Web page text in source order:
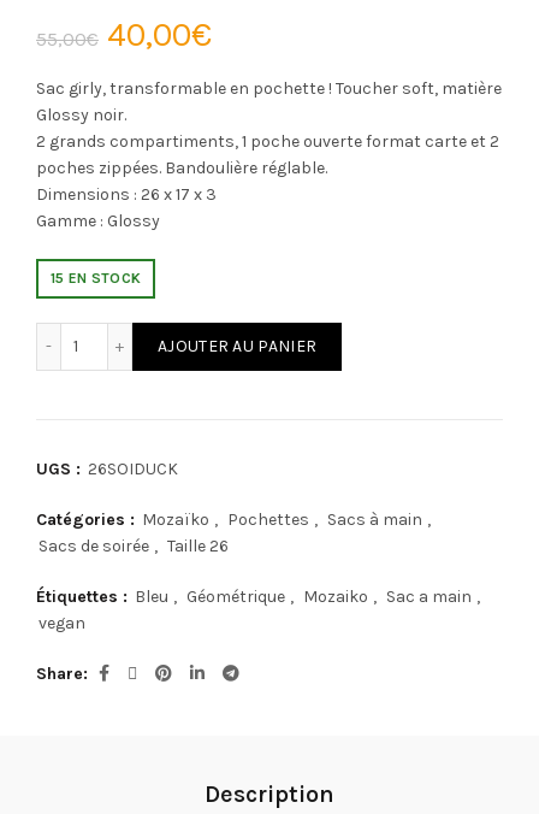
55,00€ Le
prix
initial
était :
40,00€Le
prix
actuel
est :
Sac girly, transformable en pochette ! Toucher soft, matière
Glossy noir.
2 grands compartiments, 1 poche ouverte format carte et 2
poches zippées. Bandoulière réglable.
Dimensions : 26 x 17 x 3
Gamme : Glossy
15 EN STOCK
AJOUTER AU PANIER
UGS : 26SOIDUCK
Catégories : Mozaïko , Pochettes , Sacs à main ,
Sacs de soirée , Taille 26
Étiquettes : Bleu , Géométrique , Mozaiko , Sac a main ,
vegan
Share
Description